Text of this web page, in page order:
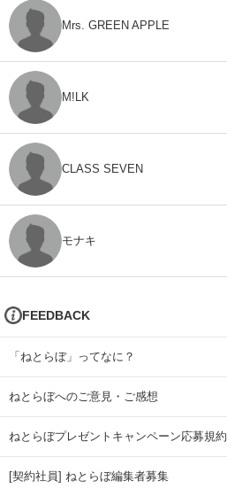
Mrs. GREEN APPLE
M!LK
CLASS SEVEN
モナキ
FEEDBACK
「ねとらぼ」ってなに？
ねとらぼへのご意見・ご感想
ねとらぼプレゼントキャンペーン応募規約
[契約社員] ねとらぼ編集者募集